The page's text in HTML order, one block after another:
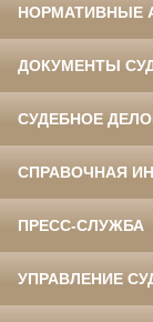
НОРМАТИВНЫЕ
ДОКУМЕНТЫ
СУДЕБНОЕ
СПРАВОЧНАЯ
ПРЕСС-СЛУЖБА
УПРАВЛЕНИЕ